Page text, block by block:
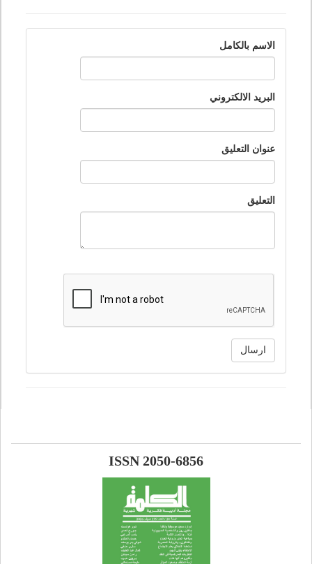
الاسم بالكامل
البريد الالكتروني
عنوان التعليق
التعليق
ارسال
ISSN 2050-6856